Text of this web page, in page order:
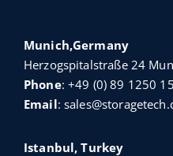
Munich,Germany
Herzogspitalstraße 24
Phone:+49 (0) 89 1250
Email:
Istanbul, Turkey